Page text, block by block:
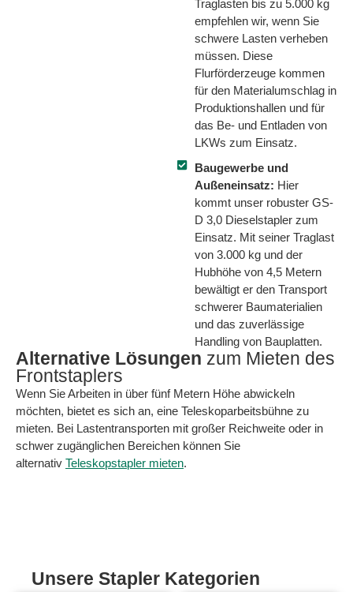
Traglasten bis zu 5.000 kg
empfehlen wir, wenn Sie
schwere Lasten verheben
müssen. Diese
Flurförderzeuge kommen
für den Materialumschlag in
Produktionshallen und für
das Be- und Entladen von
LKWs zum Einsatz.
Baugewerbe und
Außeneinsatz: Hier
kommt unser robuster GS-
D 3,0 Dieselstapler zum
Einsatz. Mit seiner Traglast
von 3.000 kg und der
Hubhöhe von 4,5 Metern
bewältigt er den Transport
schwerer Baumaterialien
und das zuverlässige
Handling von Bauplatten.
Alternative Lösungen zum Mieten des
Frontstaplers
Wenn Sie Arbeiten in über fünf Metern Höhe abwickeln
möchten, bietet es sich an, eine Teleskoparbeitsbühne zu
mieten. Bei Lastentransporten mit großer Reichweite oder in
schwer zugänglichen Bereichen können Sie
alternativ Teleskopstapler mieten.
Unsere Stapler Kategorien